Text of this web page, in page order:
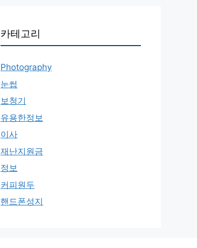
카테고리
Photography
눈썹
보청기
유용한정보
이사
재난지원금
정보
커피원두
핸드폰성지